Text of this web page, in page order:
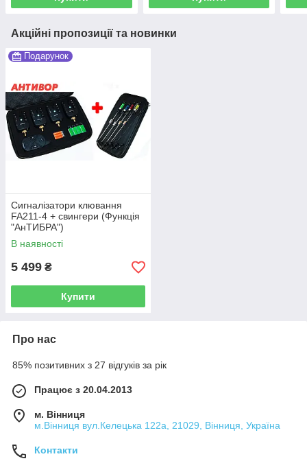
Акційні пропозиції та новинки
Подарунок
Сигналізатори клювання
FA211-4 + свингери (Функція
"АнТИБРА")
В наявності
5 499 ₴
Купити
Про нас
85% позитивних з 27 відгуків за рік
Працює з 20.04.2013
м. Вінниця
м.Вінниця вул.Келецька 122а, 21029, Вінниця, Україна
Контакти